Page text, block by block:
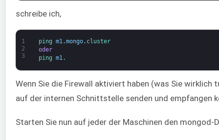
schreibe ich,
1
2
3
ping m1.mongo. cluster
oder
ping m1.
Wenn Sie die Firewall aktiviert haben (was Sie
auf der internen Schnittstelle senden und empfangen
Starten Sie nun auf jeder der Maschinen den